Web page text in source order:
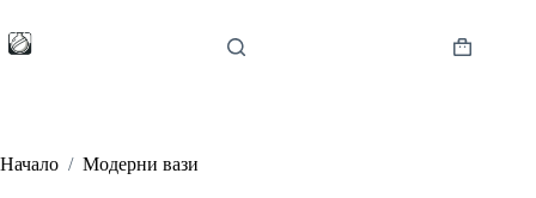
to
content
Shopping
Начало / Модерни вази